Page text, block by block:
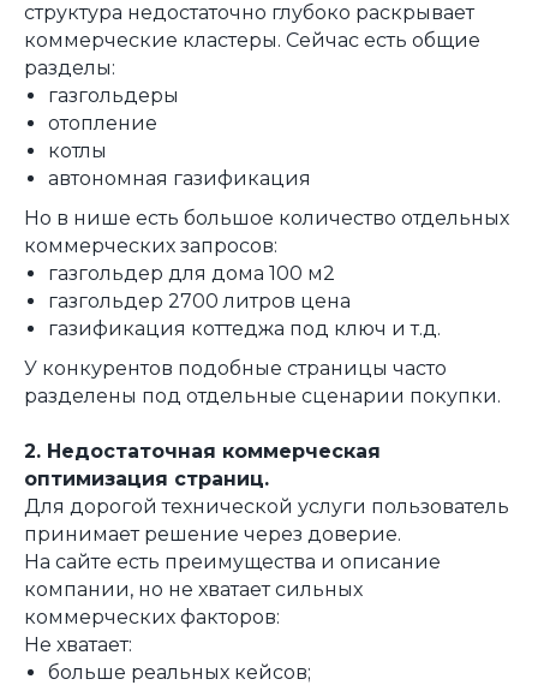
структура недостаточно глубоко раскрывает
коммерческие кластеры. Сейчас есть общие
разделы:
газгольдеры
отопление
котлы
автономная газификация
Но в нише есть большое количество отдельных
коммерческих запросов:
газгольдер для дома 100 м2
газгольдер 2700 литров цена
газификация коттеджа под ключ и т.д.
У конкурентов подобные страницы часто
разделены под отдельные сценарии покупки.
2. Недостаточная коммерческая
оптимизация страниц.
Для дорогой технической услуги пользователь
принимает решение через доверие.
На сайте есть преимущества и описание
компании, но не хватает сильных
коммерческих факторов:
Не хватает:
больше реальных кейсов;